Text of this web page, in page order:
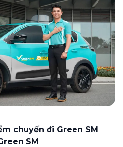
chuyến đi Green SM
SM